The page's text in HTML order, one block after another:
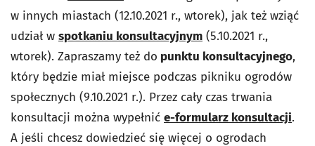
w innych miastach (12.10.2021 r., wtorek), jak też wziąć
udział w spotkaniu konsultacyjnym (5.10.2021 r.,
wtorek). Zapraszamy też do punktu konsultacyjnego,
który będzie miał miejsce podczas pikniku ogrodów
społecznych (9.10.2021 r.). Przez cały czas trwania
konsultacji można wypełnić e-formularz konsultacji.
A jeśli chcesz dowiedzieć się więcej o ogrodach